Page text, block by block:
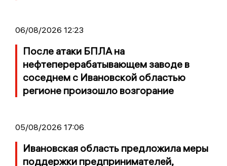
06/08/2026 12:23
После атаки БПЛА на
нефтеперерабатывающем заводе в
соседнем с Ивановской областью
регионе произошло возгорание
05/08/2026 17:06
Ивановская область предложила меры
поддержки предпринимателей,